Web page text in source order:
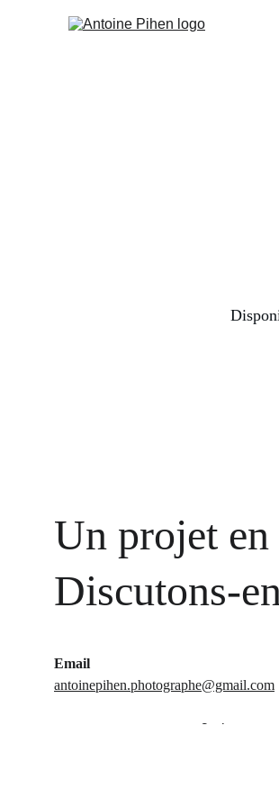
Un projet en
Discutons-
Email
antoinepihen.photographe@gmail.com